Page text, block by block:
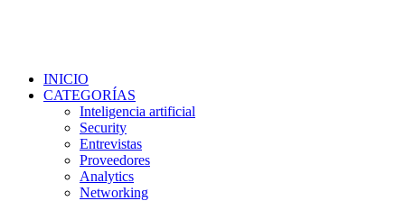
INICIO
CATEGORÍAS
Inteligencia artificial
Security
Entrevistas
Proveedores
Analytics
Networking